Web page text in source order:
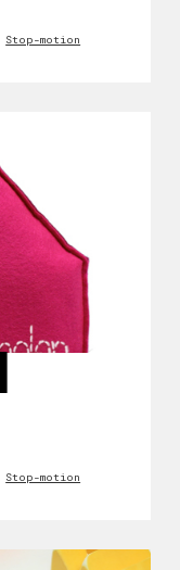
Stop-motion
Stop-motion